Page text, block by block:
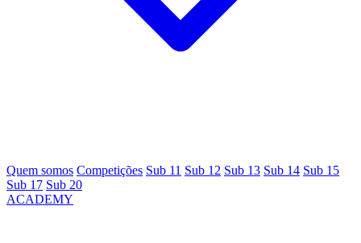
Quem somos Competições Sub 11 Sub 12 Sub 13 Sub 14 Sub 15
Sub 17 Sub 20
ACADEMY